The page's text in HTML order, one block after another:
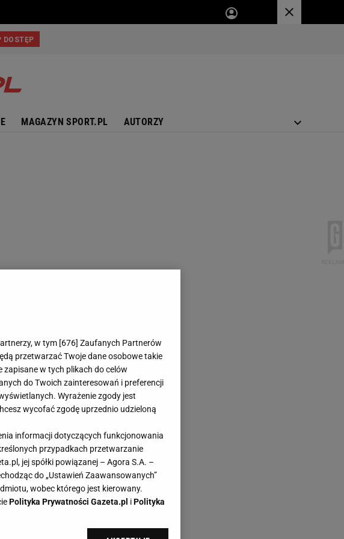
MAGAZYN SPORT.PL AUTORZY
w tym [676] Zaufanych Partnerów
przetwarzać Twoje dane osobowe takie
zapisane w tych plikach do celów
do Twoich zainteresowań i preferencji
Wyrażenie zgody jest
wycofać zgodę uprzednio udzieloną
informacji dotyczących funkcjonowania
przypadkach przetwarzanie
jej spółki powiązanej – Agora S.A. –
do „Ustawień Zaawansowanych”
wobec którego jest kierowany.
Polityka Prywatności Gazeta.pl iPolityka